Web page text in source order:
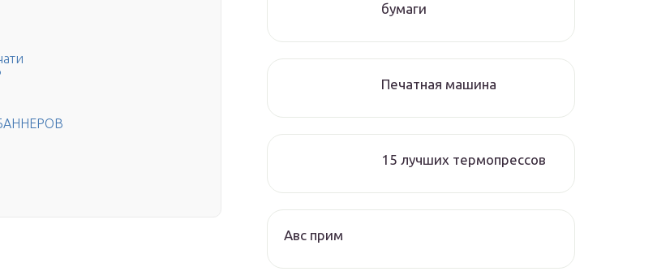
бумаги
Печатная машина
15 лучших термопрессов
Авс прим